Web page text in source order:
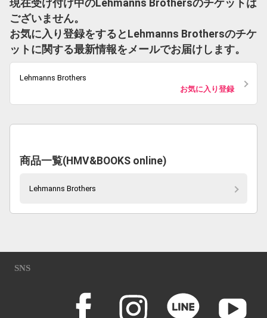
現在受け付け中のLehmanns Brothersのチケットは
ございません。
お気に入り登録をするとLehmanns Brothersのチケ
ットに関する最新情報をメールでお届けします。
Lehmanns Brothers
お気に入り登録
商品一覧(HMV&BOOKS online)
Lehmanns Brothers
SNS